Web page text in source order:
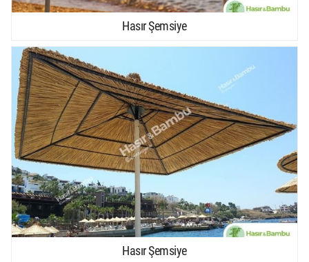
Hasır Şemsiye
Hasır Şemsiye